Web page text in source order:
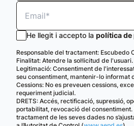
He llegit i accepto la política
Responsable del tractament: Escubedo
Finalitat: Atendre la sol·licitud de l'usuari.
Legitimació: Consentiment de
seu consentiment, mantenir-lo informat
Cessions: No es preveuen cessions,
requeriment judicial.
DRETS: Accés, rectificació, supressió,
portabilitat, revocació del consentiment.
tractament de les seves dades no